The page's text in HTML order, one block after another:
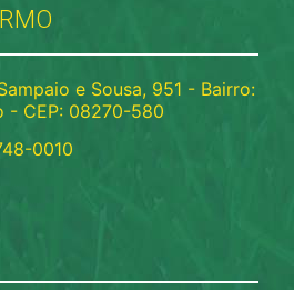
e Sousa, 951 - Bairro:
- CEP: 08270-580
0010